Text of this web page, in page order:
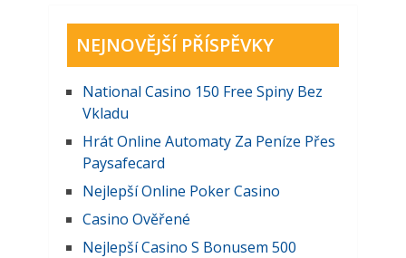
NEJNOVĚJŠÍ PŘÍSPĚVKY
National Casino 150 Free Spiny Bez
Vkladu
Hrát Online Automaty Za Peníze Přes
Paysafecard
Nejlepší Online Poker Casino
Casino Ověřené
Nejlepší Casino S Bonusem 500